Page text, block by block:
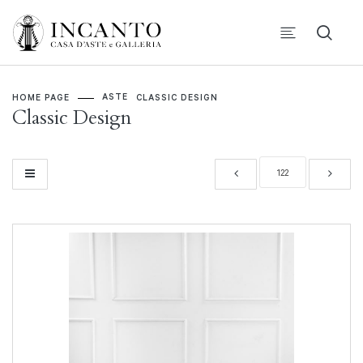
HOME PAGE ASTE CLASSIC DESIGN
Classic Design